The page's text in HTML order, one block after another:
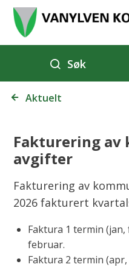
Søk
Du Aktuelt
Fakturering av
avgifter
Fakturering av
2026 fakturert
Faktura 1 termin
februar.
Faktura 2 termin